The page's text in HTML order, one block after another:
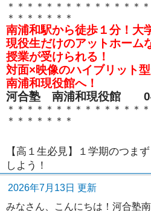
＊＊＊＊＊＊＊＊＊＊＊＊＊＊
＊＊＊＊＊＊＊
南浦和駅から徒歩１分！大
現役生だけのアットホーム
授業が受けられる！
対面×映像のハイブリット
南浦和現役館へ！
河合塾 南浦和現役館
＊＊＊＊＊＊＊＊＊＊＊＊＊＊
＊＊＊＊＊＊＊
【高１生必見】１学期のつま
しよう！
2026年7月13日 更新
みなさん、こんにちは！河合塾南